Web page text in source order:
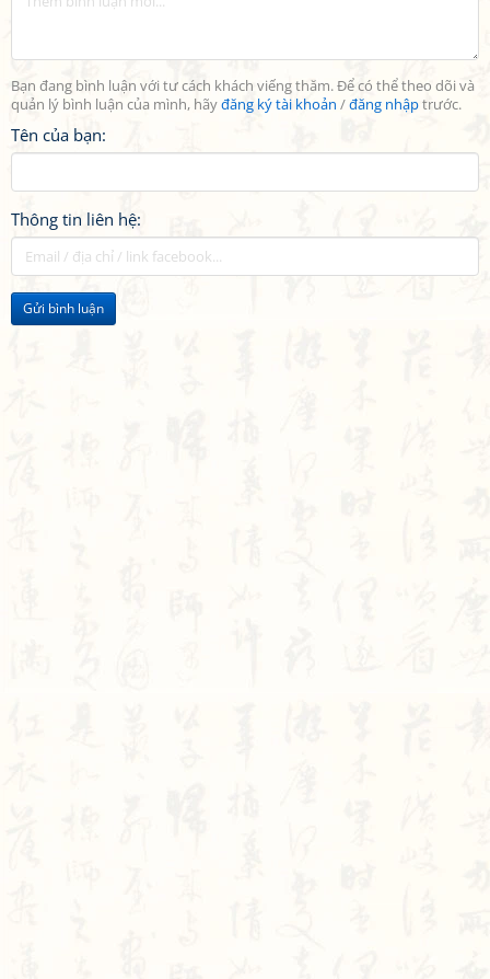
Bạn đang bình luận với tư cách khách viếng thăm. Để có thể theo dõi và
quản lý bình luận của mình, hãyđăng ký tài khoản /đăng nhậptrước.
Tên của bạn:
Thông tin liên hệ:
Gửi bình luận